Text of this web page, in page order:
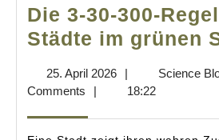
Die 3-30-300-
Städte im grünen
25. April 202625.
April
| Science
Comments
| 18:22